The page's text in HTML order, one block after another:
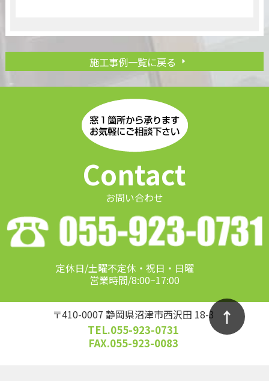
施工事例一覧に戻る
Contact
お問い合わせ
定休日/土曜不定休・祝日・日曜
営業時間/8:00~17:00
〒410-0007 静岡県沼津市西沢田 18-3
TEL.055-923-0731
FAX.055-923-0083
↑